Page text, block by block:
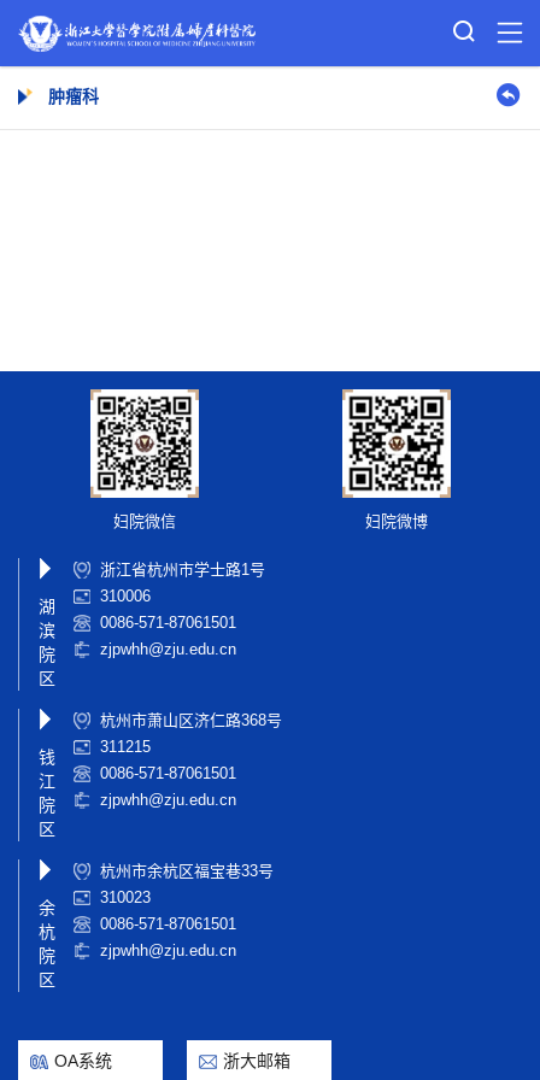
肿瘤科
妇院微信 妇院微博
湖
滨
院
区
浙江省杭州市学士路1号
310006
0086-571-87061501
zjpwhh@zju.edu.cn
钱
江
院
区
杭州市萧山区济仁路368号
311215
0086-571-87061501
zjpwhh@zju.edu.cn
余
杭
院
区
杭州市余杭区福宝巷33号
310023
0086-571-87061501
zjpwhh@zju.edu.cn
OA系统 浙大邮箱